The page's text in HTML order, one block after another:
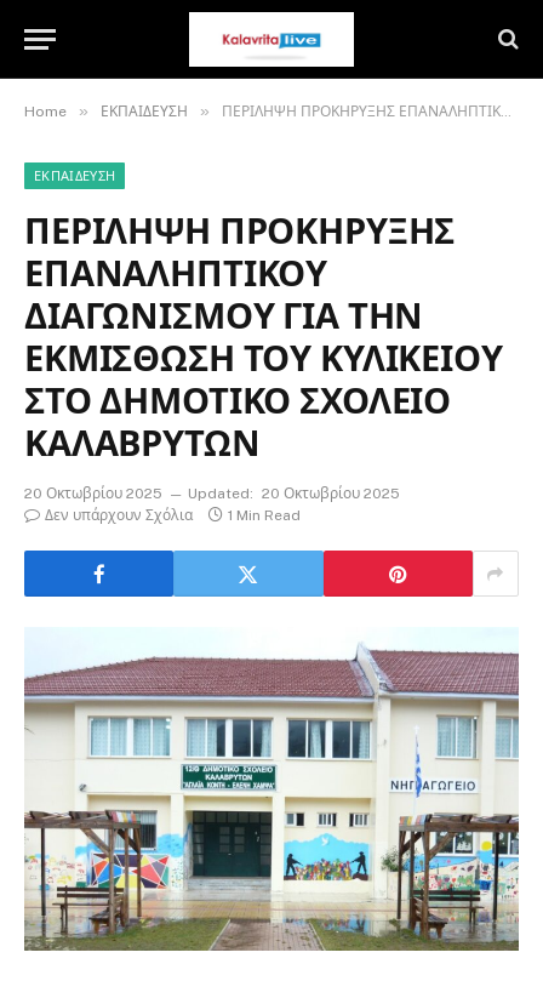
Home » ΕΚΠΑΙΔΕΥΣΗ » ΠΕΡΙΛΗΨΗ ΠΡΟΚΗΡΥΞΗΣ ΕΠΑΝΑΛΗΠΤΙΚΟΥ ΔΙΑΓΩΝΙΣΜΟΥ ΓΙΑ ΤΗΝ ΕΚΜΙΣΘΩΣΗ ΤΟΥ ΚΥΛΙΚΕΙΟΥ ΣΤΟ ΔΗΜΟΤΙΚΟ ΣΧΟΛΕΙΟ ΚΑΛΑΒΡΥΤΩΝ
ΕΚΠΑΙΔΕΥΣΗ
ΠΕΡΙΛΗΨΗ ΠΡΟΚΗΡΥΞΗΣ
ΕΠΑΝΑΛΗΠΤΙΚΟΥ
ΔΙΑΓΩΝΙΣΜΟΥ ΓΙΑ ΤΗΝ
ΕΚΜΙΣΘΩΣΗ ΤΟΥ ΚΥΛΙΚΕΙΟΥ
ΣΤΟ ΔΗΜΟΤΙΚΟ ΣΧΟΛΕΙΟ
ΚΑΛΑΒΡΥΤΩΝ
20 Οκτωβρίου 2025 Updated: 20 Οκτωβρίου 2025
Δεν υπάρχουν Σχόλια
1 Min Read